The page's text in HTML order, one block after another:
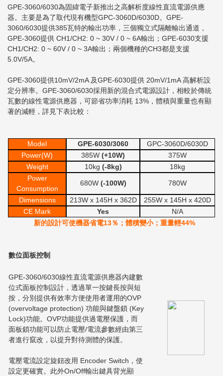
GPE-3060/6030為固緯電子新推出之高解析度線性直流電源供應
器。主要是為了取代現有機型GPC-3060D/6030D。GPE-
3060/6030提供385瓦特的輸出功率，三個獨立式隔離輸出通道，
GPE-3060提供 CH1/CH2: 0 ~ 30V / 0 ~ 6A輸出；GPE-6030支援
CH1/CH2: 0 ~ 60V / 0 ~ 3A輸出；兩個機種的CH3都是支援
5.0V/5A。
GPE-3060提供10mV/2mA 及GPE-6030提供 20mV/1mA 高解析設
定分辨率。GPE-3060/6030採用新的混合式電源設計，相較於傳統
瓦數的線性電源供應器，可節省功率消耗 13%，體積與重量也有顯
著的減輕，詳見下表比較：
Model GPE-6030/3060
GPC-3060D/6030D
Power(W)
385W (+10W)
375W
Weight
10kg (-8kg)
18kg
Power
Consumption
680W(-100W) 780W
Dimensions 213W x 145H x 362D
255W x 145H x 420D
CE Mark
Yes
N/A
新的設計可使機器省電13％；體積變小；重量輕44%
數位面板控制
GPE-3060/6030線性直流電源供應器內建數
位式面板控制設計，透過單一按鍵長按與短
按，分別提供有效率方便使用者運用的OVP
(overvoltage protection) 功能與鍵盤鎖 (Key
Lock)功能。OVP功能提供過電壓保護，而
面板鎖功能可以防止電壓/電流參數經由第三
者進行竄改，以提升對待測體的保護。
電壓電流設定旋鈕改用 Encoder Switch，使
設定更確實。此外On/Off輸出鍵具背光顯